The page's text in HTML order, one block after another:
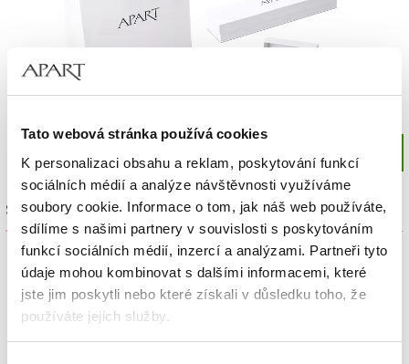
Tato webová stránka používá cookies
K personalizaci obsahu a reklam, poskytování funkcí
sociálních médií a analýze návštěvnosti využíváme
soubory cookie. Informace o tom, jak náš web používáte,
sdílíme s našimi partnery v souvislosti s poskytováním
funkcí sociálních médií, inzercí a analýzami. Partneři tyto
údaje mohou kombinovat s dalšími informacemi, které
jste jim poskytli nebo které získali v důsledku toho, že
používáte jejich služby.
Sada výrobků